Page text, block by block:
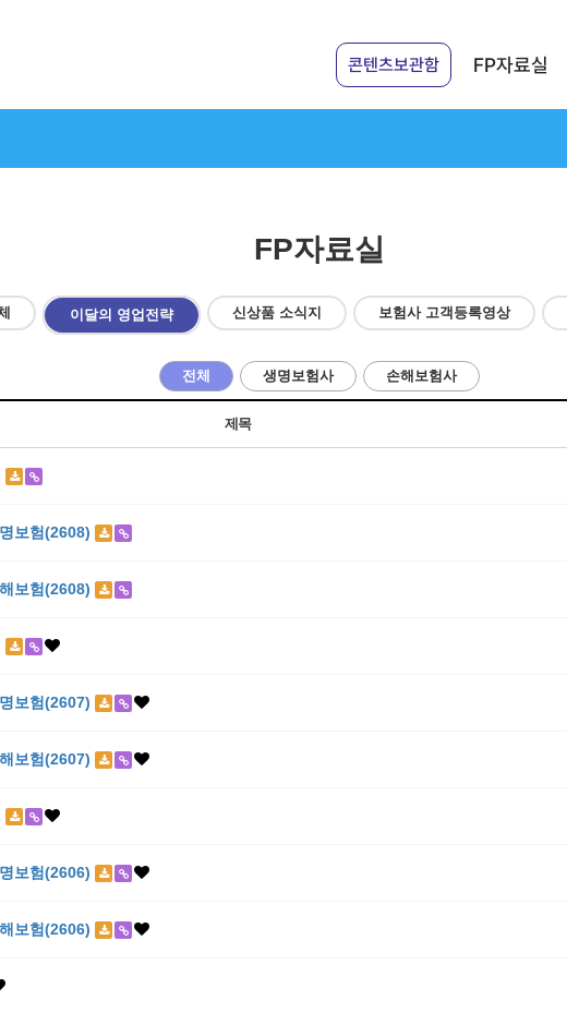
콘텐츠보관함 FP자료실
FP자료실
이달의 영업전략 신상품 소식지 보험사 고객등록영상
전체 생명보험사 손해보험사
제목
보험(2608)
보험(2608)
보험(2607)
보험(2607)
보험(2606)
보험(2606)